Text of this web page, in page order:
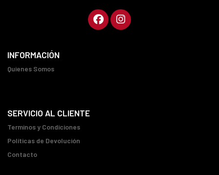
INFORMACIÓN
Quienes Somos
SERVICIO AL CLIENTE
Terminos y Condiciones
Políticas de Devolución
Contacto